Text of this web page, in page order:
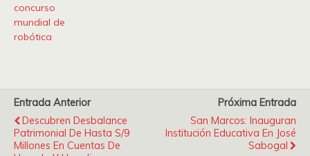
concurso
mundial de
robótica
Entrada Anterior
Descubren Desbalance
Patrimonial De Hasta S/9
Millones En Cuentas De
Próxima Entrada
San Marcos: Inauguran
Institución Educativa En José
Sabogal